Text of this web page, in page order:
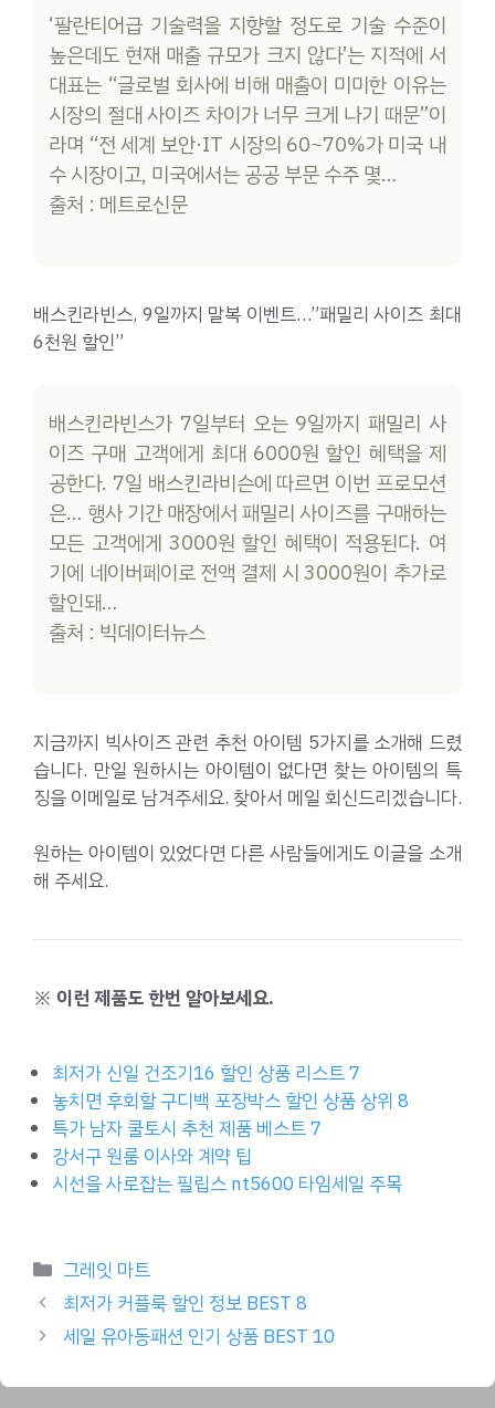
‘팔란티어급 기술력을 지향할 정도로 기술 수준이
높은데도 현재 매출 규모가 크지 않다’는 지적에 서
대표는 “글로벌 회사에 비해 매출이 미미한 이유는
시장의 절대 사이즈 차이가 너무 크게 나기 때문”이
라며 “전 세계 보안·IT 시장의 60~70%가 미국 내
수 시장이고, 미국에서는 공공 부문 수주 몇…
출처 : 메트로신문
배스킨라빈스, 9일까지 말복 이벤트…”패밀리 사이즈 최대
6천원 할인”
배스킨라빈스가 7일부터 오는 9일까지 패밀리 사
이즈 구매 고객에게 최대 6000원 할인 혜택을 제
공한다. 7일 배스킨라비슨에 따르면 이번 프로모션
은… 행사 기간 매장에서 패밀리 사이즈를 구매하는
모든 고객에게 3000원 할인 혜택이 적용된다. 여
기에 네이버페이로 전액 결제 시 3000원이 추가로
할인돼…
출처 : 빅데이터뉴스
지금까지 빅사이즈 관련 추천 아이템 5가지를 소개해 드렸
습니다. 만일 원하시는 아이템이 없다면 찾는 아이템의 특
징을 이메일로 남겨주세요. 찾아서 메일 회신드리겠습니다.
원하는 아이템이 있었다면 다른 사람들에게도 이글을 소개
해 주세요.
※ 이런 제품도 한번 알아보세요.
최저가 신일 건조기16 할인 상품 리스트 7
놓치면 후회할 구디백 포장박스 할인 상품 상위 8
특가 남자 쿨토시 추천 제품 베스트 7
강서구 원룸 이사와 계약 팁
시선을 사로잡는 필립스 nt5600 타임세일 주목
Categories
그레잇 마트
최저가 커플룩 할인 정보 BEST 8
세일 유아동패션 인기 상품 BEST 10